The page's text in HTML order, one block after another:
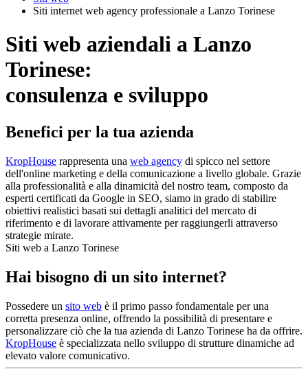
Siti internet web agency professionale a Lanzo Torinese
Siti web aziendali a Lanzo
Torinese:
consulenza e sviluppo
Benefici per la tua azienda
KropHouse rappresenta una web agency di spicco nel settore
dell'online marketing e della comunicazione a livello globale. Grazie
alla professionalità e alla dinamicità del nostro team, composto da
esperti certificati da Google in SEO, siamo in grado di stabilire
obiettivi realistici basati sui dettagli analitici del mercato di
riferimento e di lavorare attivamente per raggiungerli attraverso
strategie mirate.
Siti web a Lanzo Torinese
Hai bisogno di un sito internet?
Possedere un sito web è il primo passo fondamentale per una
corretta presenza online, offrendo la possibilità di presentare e
personalizzare ciò che la tua azienda di Lanzo Torinese ha da offrire.
KropHouse è specializzata nello sviluppo di strutture dinamiche ad
elevato valore comunicativo.